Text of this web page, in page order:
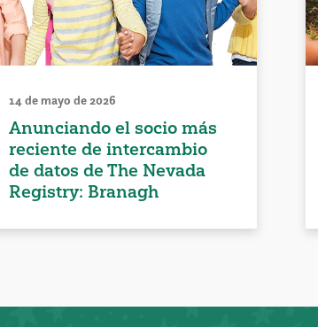
14 de mayo de 2026
Anunciando el socio más
reciente de intercambio
de datos de The Nevada
Registry: Branagh